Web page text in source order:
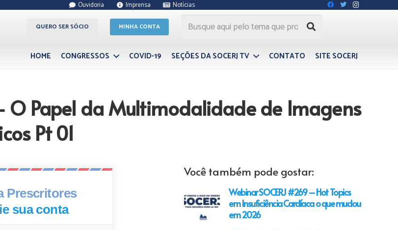
Ouvidoria Imprensa Notícias
QUERO SER SÓCIO MINHA CONTA
HOME CONGRESSOS COVID-19 SEÇÕES DA SOCERJ TV CONTATO SITE SOCERJ
O Papel da Multimodalidade de Imagens
Pt 01
Prescritores
sua conta
Você também pode gostar:
Webinar SOCERJ #269 – Hot Topics
em Insuficiência Cardíaca o que mudou
em 2026